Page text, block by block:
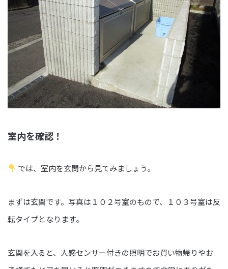
室内を確認！
では、室内を玄関から見てみましょう。
まずは玄関です。写真は１０２号室のもので、１０３号室は反
転タイプとなります。
玄関を入ると、人感センサー付きの照明でお買い物帰りやお